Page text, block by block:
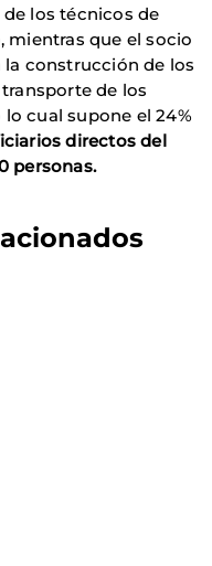
los técnicos de
que el socio
construcción de los
de los
cual supone el 24%
directos del
personas.